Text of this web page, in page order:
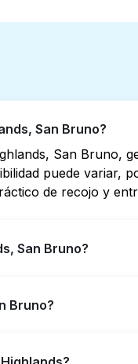
San Bruno?
San Bruno,
puede variar,
de recojo y
San Bruno?
abierta
Bruno?